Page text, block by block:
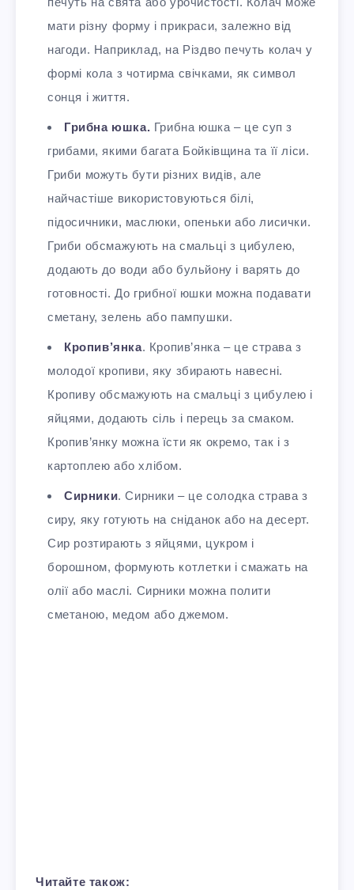
мати різну форму і прикраси, залежно від
нагоди. Наприклад, на Різдво печуть колач у
формі кола з чотирма свічками, як символ
сонця і життя.
Грибна юшка. Грибна юшка – це суп з
грибами, якими багата Бойківщина та її ліси.
Гриби можуть бути різних видів, але
найчастіше використовуються білі,
підосичники, маслюки, опеньки або лисички.
Гриби обсмажують на смальці з цибулею,
додають до води або бульйону і варять до
готовності. До грибної юшки можна подавати
сметану, зелень або пампушки.
Кропив’янка. Кропив’янка – це страва з
молодої кропиви, яку збирають навесні.
Кропиву обсмажують на смальці з цибулею і
яйцями, додають сіль і перець за смаком.
Кропив’янку можна їсти як окремо, так і з
картоплею або хлібом.
Сирники. Сирники – це солодка страва з
сиру, яку готують на сніданок або на десерт.
Сир розтирають з яйцями, цукром і
борошном, формують котлетки і смажать на
олії або маслі. Сирники можна полити
сметаною, медом або джемом.
Читайте також: